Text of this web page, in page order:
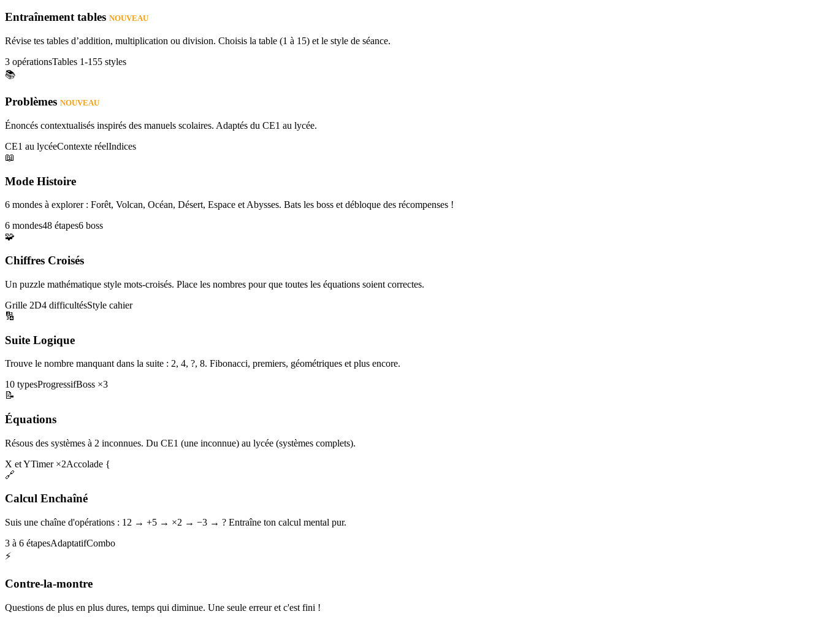
Entraînement tables NOUVEAU
Révise tes tables d’addition, multiplication ou division. Choisis la table (1 à 15) et le style de séance.
3 opérationsTables 1-155 styles
📚
Problèmes NOUVEAU
Énoncés contextualisés inspirés des manuels scolaires. Adaptés du CE1 au lycée.
CE1 au lycéeContexte réelIndices
📖
Mode Histoire
6 mondes à explorer : Forêt, Volcan, Océan, Désert, Espace et Abysses. Bats les boss et débloque des récompenses !
6 mondes48 étapes6 boss
🧩
Chiffres Croisés
Un puzzle mathématique style mots-croisés. Place les nombres pour que toutes les équations soient correctes.
Grille 2D4 difficultésStyle cahier
🔢
Suite Logique
Trouve le nombre manquant dans la suite : 2, 4, ?, 8. Fibonacci, premiers, géométriques et plus encore.
10 typesProgressifBoss ×3
📝
Équations
Résous des systèmes à 2 inconnues. Du CE1 (une inconnue) au lycée (systèmes complets).
X et YTimer ×2Accolade {
🔗
Calcul Enchaîné
Suis une chaîne d'opérations : 12 → +5 → ×2 → −3 → ? Entraîne ton calcul mental pur.
3 à 6 étapesAdaptatifCombo
⚡
Contre-la-montre
Questions de plus en plus dures, temps qui diminue. Une seule erreur et c'est fini !